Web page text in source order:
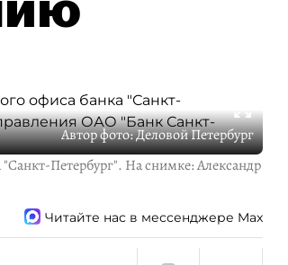
Автор фото:Деловой Петербург
Петербург". На снимке: Александр
Читайте нас в мессенджере Max